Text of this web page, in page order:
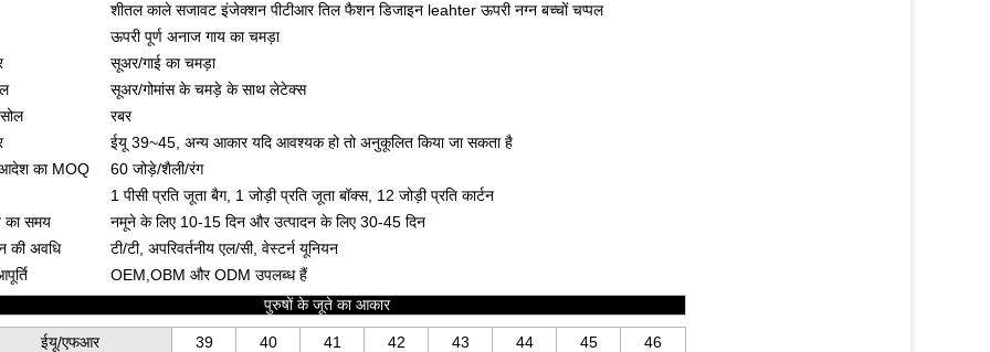
शीतल काले सजावट इंजेक्शन पीटीआर तिल फैशन डिजाइन leahter ऊपरी नग्न बच्चों चप्पल
ऊपरी पूर्ण अनाज गाय का चमड़ा
सूअर/गाई का चमड़ा
सूअर/गोमांस के चमड़े के साथ लेटेक्स
रबर
ईयू 39~45, अन्य आकार यदि आवश्यक हो तो अनुकूलित किया जा सकता है
का MOQ
60 जोड़े/शैली/रंग
1 पीसी प्रति जूता बैग, 1 जोड़ी प्रति जूता बॉक्स, 12 जोड़ी प्रति कार्टन
का समय
नमूने के लिए 10-15 दिन और उत्पादन के लिए 30-45 दिन
की अवधि
टी/टी, अपरिवर्तनीय एल/सी, वेस्टर्न यूनियन
OEM,OBM और ODM उपलब्ध हैं
पुरुषों के जूते का आकार
ईयू/एफआर 39 40 41 42 43 44 45
46